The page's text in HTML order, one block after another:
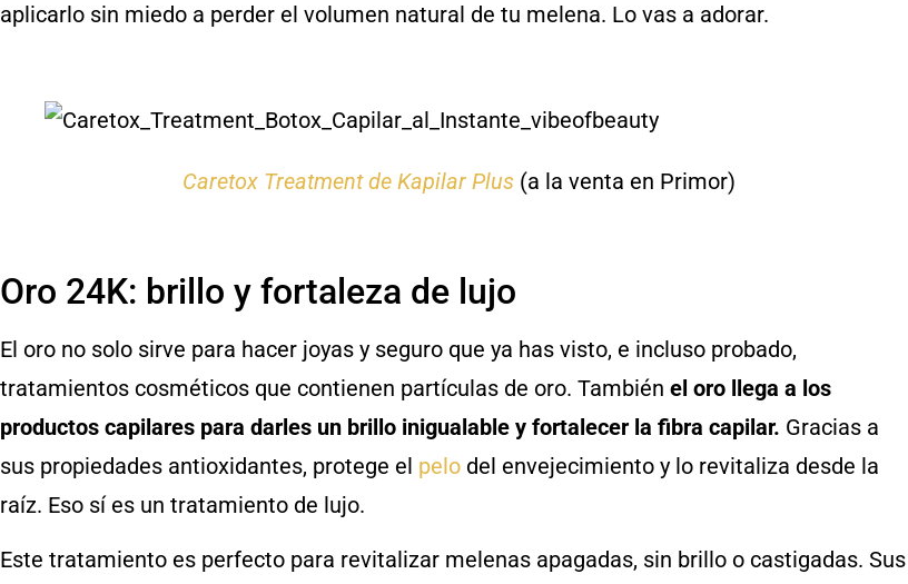
aplicarlo sin miedo a perder el volumen natural de tu melena. Lo vas a adorar.
Caretox Treatment de Kapilar Plus (a la venta en Primor)
Oro 24K: brillo y fortaleza de lujo
El oro no solo sirve para hacer joyas y seguro que ya has visto, e incluso probado,
tratamientos cosméticos que contienen partículas de oro. También el oro llega a los
productos capilares para darles un brillo inigualable y fortalecer la fibra capilar. Gracias a
sus propiedades antioxidantes, protege el pelo del envejecimiento y lo revitaliza desde la
raíz. Eso sí es un tratamiento de lujo.
Este tratamiento es perfecto para revitalizar melenas apagadas, sin brillo o castigadas. Sus